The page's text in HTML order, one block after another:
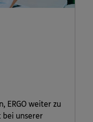
ERGO weiter zu
bei unserer